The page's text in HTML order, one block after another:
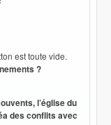
est toute vide.
?
l’église du
des conflits avec